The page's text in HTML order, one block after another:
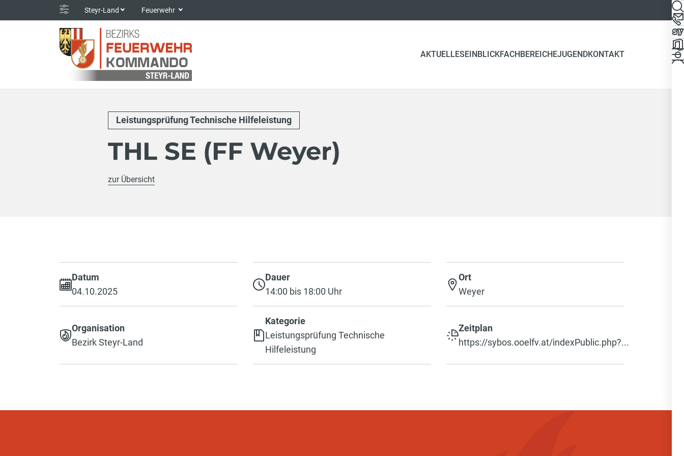
Steyr-Land Feuerwehr
AKTUELLESEINBLICKFACHBEREICHEJUGENDKONTAKT
Leistungsprüfung Technische Hilfeleistung
THL SE (FF Weyer)
zur Übersicht
Datum
04.10.2025
Dauer
14:00 bis 18:00 Uhr
Ort
Weyer
Organisation
Bezirk Steyr-Land
Kategorie
Leistungsprüfung Technische
Hilfeleistung
Zeitplan
https://sybos.ooelfv.at/indexPublic.php?...